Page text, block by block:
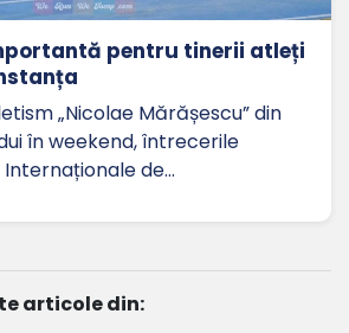
pentru tinerii atleți
„Nicolae Mărășescu” din
în weekend, întrecerile
de…
articole din: